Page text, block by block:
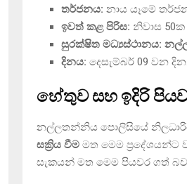
තර්ජනය: නාය යෑමේ
ඉවත් කළ පිරිස: නිවාස 50ක
සුරක්ෂිත මධ්‍යස්ථානය:
දිනය: දෙසැම්බර් 09 වන දින.
හේතුව සහ ඉදිරි
නල්ලතන්නිය පොලිසියේ
සක්‍රිය වීම මත මෙම
සැකයන් මත මෙම පියවර ගත්